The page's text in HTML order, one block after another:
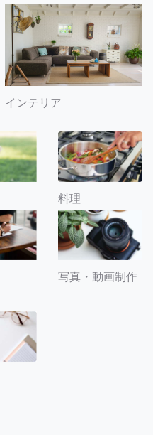
インテリア
料理
写真・動画制作